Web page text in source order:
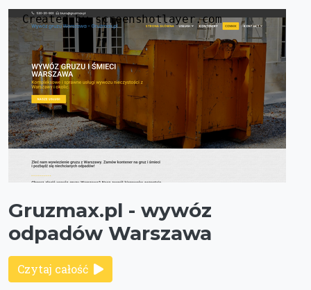
Gruzmax.pl - wywóz
odpadów Warszawa
Czytaj całość